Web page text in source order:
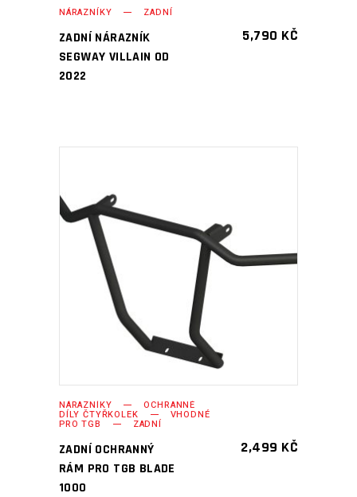
NÁRAZNÍKY ZADNÍ
ZADNÍ NÁRAZNÍK
SEGWAY VILLAIN OD
2022
5,790 KČ
PŘIDAT DO KOŠÍKU
NÁRAZNÍKY OCHRANNÉ
DÍLY ČTYŘKOLEK VHODNÉ
PRO TGB ZADNÍ
ZADNÍ OCHRANNÝ
RÁM PRO TGB BLADE
1000
2,499 KČ